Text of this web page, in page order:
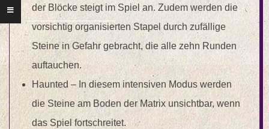
der Blöcke steigt im Spiel an. Zudem werden die
vorsichtig organisierten Stapel durch zufällige
Steine in Gefahr gebracht, die alle zehn Runden
auftauchen.
Haunted – In diesem intensiven Modus werden
die Steine am Boden der Matrix unsichtbar, wenn
das Spiel fortschreitet.